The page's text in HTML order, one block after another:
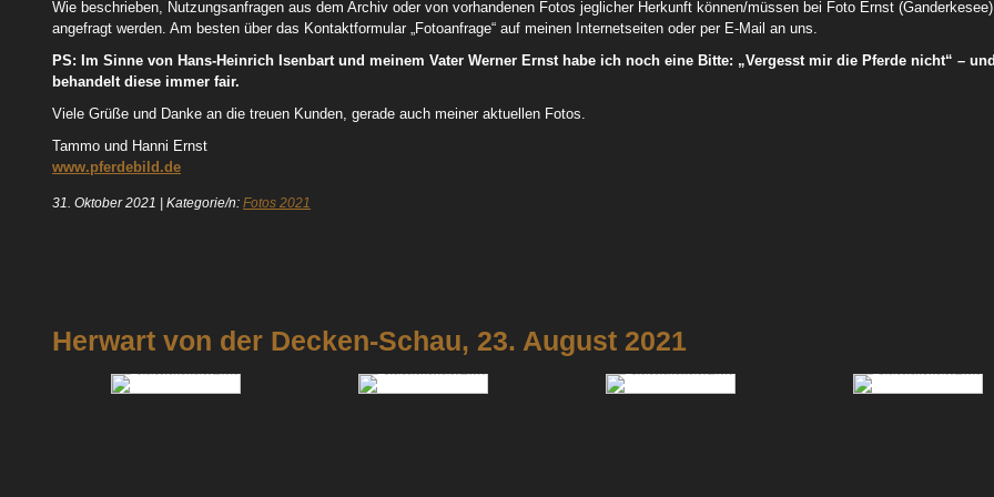
Wie beschrieben, Nutzungsanfragen aus dem Archiv oder von vorhandenen Fotos jeglicher Herkunft können/müssen bei Foto Ernst (Ganderkesee)
angefragt werden. Am besten über das Kontaktformular „Fotoanfrage“ auf meinen Internetseiten oder per E-Mail an uns.
PS: Im Sinne von Hans-Heinrich Isenbart und meinem Vater Werner Ernst habe ich noch eine Bitte: „Vergesst mir die Pferde nicht“ – und
behandelt diese immer fair.
Viele Grüße und Danke an die treuen Kunden, gerade auch meiner aktuellen Fotos.
Tammo und Hanni Ernst
www.pferdebild.de
31. Oktober 2021 | Kategorie/n: Fotos 2021
Herwart von der Decken-Schau, 23. August 2021